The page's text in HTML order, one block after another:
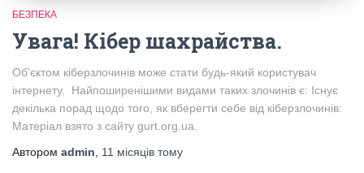
БЕЗПЕКА
Увага! Кібер шахрайства.
Об’єктом кіберзлочинів може стати будь-який користувач
інтернету. Найпоширенішими видами таких злочинів є: Існує
декілька порад щодо того, як вберегти себе від кіберзлочинів:
Матеріал взято з сайту gurt.org.ua.
Автором admin, 11 місяців тому